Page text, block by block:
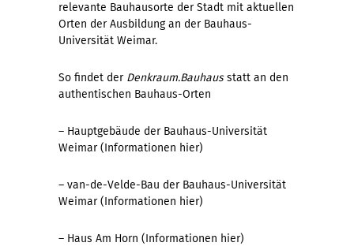
relevante Bauhausorte der Stadt mit aktuellen
Orten der Ausbildung an der Bauhaus-
Universität Weimar.
So findet der Denkraum.Bauhausstatt an den
authentischen Bauhaus-Orten
– Hauptgebäude der Bauhaus-Universität
Weimar (Informationen hier)
– van-de-Velde-Bau der Bauhaus-Universität
Weimar (Informationen hier)
– Haus Am Horn (Informationen hier)